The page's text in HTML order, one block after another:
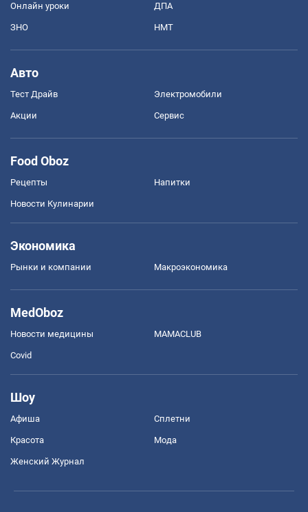
Онлайн уроки ДПА
ЗНО НМТ
Авто
Тест Драйв Электромобили
Акции Сервис
Food Oboz
Рецепты Напитки
Новости Кулинарии
Экономика
Рынки и компании Mакроэкономика
MedOboz
Новости медицины MAMACLUB
Covid
Шоу
Афиша Сплетни
Красота Мода
Женский Журнал